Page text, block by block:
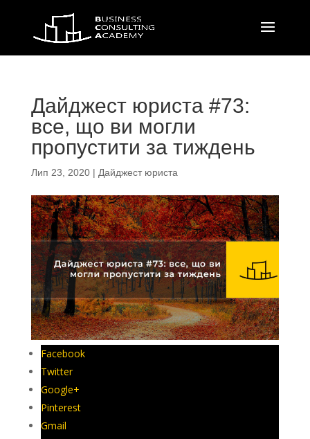
Дайджест юриста #73:
все, що ви могли
пропустити за тиждень
Лип 23, 2020| Дайджест юриста
Facebook
Twitter
Google+
Pinterest
Gmail